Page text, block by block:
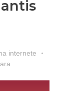
internete